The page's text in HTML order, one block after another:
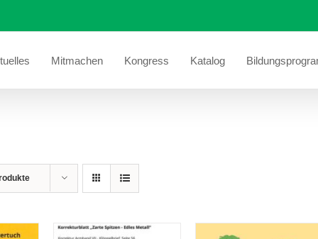
Mitmachen Kongress Katalog